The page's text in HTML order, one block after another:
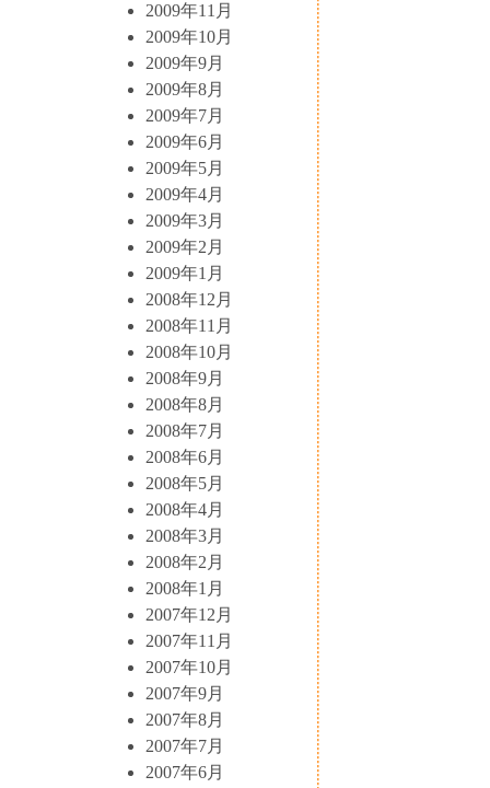
2009年11月
2009年10月
2009年9月
2009年8月
2009年7月
2009年6月
2009年5月
2009年4月
2009年3月
2009年2月
2009年1月
2008年12月
2008年11月
2008年10月
2008年9月
2008年8月
2008年7月
2008年6月
2008年5月
2008年4月
2008年3月
2008年2月
2008年1月
2007年12月
2007年11月
2007年10月
2007年9月
2007年8月
2007年7月
2007年6月